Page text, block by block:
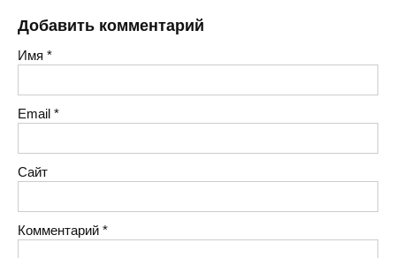
Добавить комментарий
Имя *
Email *
Сайт
Комментарий *